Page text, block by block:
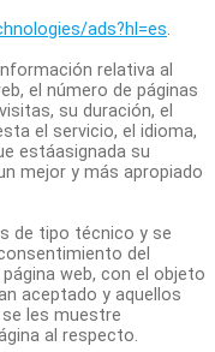
ads?hl=es.
relativa al
el número de páginas
su duración, el
el servicio, el idioma,
estáasignada su
mejor y más apropiado
de tipo técnico y se
del
web, con el objeto
aceptado y aquellos
les muestre
al respecto.